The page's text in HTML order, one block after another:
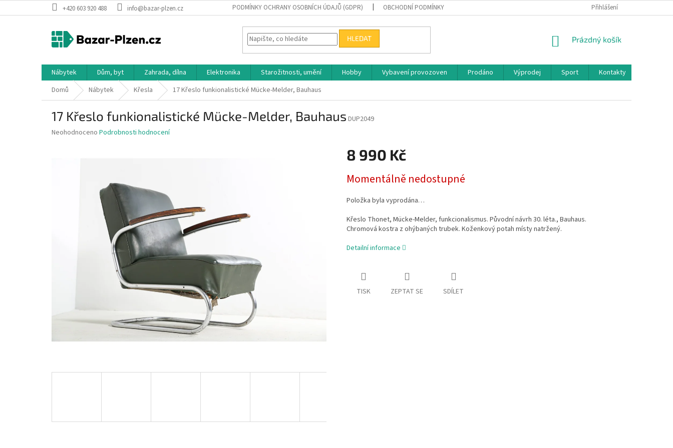
na
+420 603 920 488 info@bazar-plzen.cz PODMÍNKY OCHRANY OSOBNÍCH ÚDAJŮ (GDPR) OBCHODNÍ PODMÍNKY Přihlášení
HLEDAT
NÁKUPNÍ
Prázdný košík
Nábytek Dům, byt Zahrada, dílna Elektronika Starožitnosti, umění Hobby Vybavení provozoven Prodáno Výprodej Sport
Kontakty
Domů
Nábytek Křesla 17 Křeslo funkionalistické Mücke-Melder, Bauhaus
17 Křeslo funkionalistické Mücke-Melder, Bauhaus DUP2049
Průměrné
Neohodnoceno Podrobnosti hodnocení
8 990 Kč
cena:
Momentálně nedostupné
Položka byla vyprodána…
Křeslo Thonet, Mücke-Melder, funkcionalismus. Původní návrh 30. léta., Bauhaus.
Chromová kostra z ohýbaných trubek. Koženkový potah místy natržený.
Detailní informace
TISK ZEPTAT SE SDÍLET